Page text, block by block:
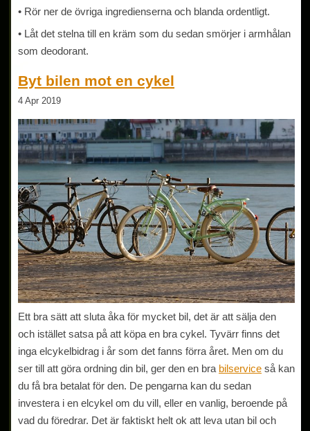
• Rör ner de övriga ingredienserna och blanda ordentligt.
• Låt det stelna till en kräm som du sedan smörjer i armhålan
som deodorant.
Byt bilen mot en cykel
4 Apr 2019
Ett bra sätt att sluta åka för mycket bil, det är att sälja den
och istället satsa på att köpa en bra cykel. Tyvärr finns det
inga elcykelbidrag i år som det fanns förra året. Men om du
ser till att göra ordning din bil, ger den en bra bilservice så kan
du få bra betalat för den. De pengarna kan du sedan
investera i en elcykel om du vill, eller en vanlig, beroende på
vad du föredrar. Det är faktiskt helt ok att leva utan bil och